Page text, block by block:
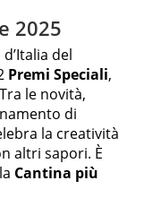
2025
del
Premi Speciali,
le novità,
di
la creatività
altri sapori. È
Cantina più